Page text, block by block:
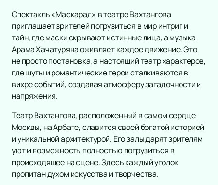
Лекция
Экскурсия
Выставка
Мастер-класс
Сертификат
Конференция
Образование
Детский спектакль
Новогодние ёлки
Кукольный театр
Сказка
Музыкальная сказка
Детский концерт
Детское шоу
Цирк
Детский мюзикл
Опера-сказка
Новогодняя сказка
Спорт
Континентальная Хоккейная Лига
Российская Премьер Лига
Футбол
Хоккей
Смешанные единоборства
Кубок России
Фигурное катание
Киберспорт
Кубок Мэра
Кулачные бои
Чемпионат России по прыжкам
Бои
Концерт
Классика
Поп
Рок
Оркестр
Эстрада
Stand Up
Хип-хоп
Джаз и блюз
Фестиваль
Рэп
Юмористическое шоу
Театр
Комедия
Драма
Спектакль
Балет
Пьеса
Опера
Музыкальный спектакль
Мюзикл
Творческий вечер
Моноспектакль
Дополнительно
Афиша
Площадки
Популярное 10
Новогодняя Кремлёвская ЁлкаБаста и Гуф в ЛужникахБаста в
Подборки 20
Подарочные сертификаты ВИП БилетыКорпоративным клиентам
Спектакль «Маскарад» в театре Вахтангова
приглашает зрителей погрузиться в мир интриг и
тайн, где маски скрывают истинные лица, а музыка
Арама Хачатуряна оживляет каждое движение. Это
не просто постановка, а настоящий театр характеров,
где шуты и романтические герои сталкиваются в
вихре событий, создавая атмосферу загадочности и
напряжения.
Театр Вахтангова, расположенный в самом сердце
Москвы, на Арбате, славится своей богатой историей
и уникальной архитектурой. Его залы дарят зрителям
уют и возможность полностью погрузиться в
происходящее на сцене. Здесь каждый уголок
пропитан духом искусства и творчества.